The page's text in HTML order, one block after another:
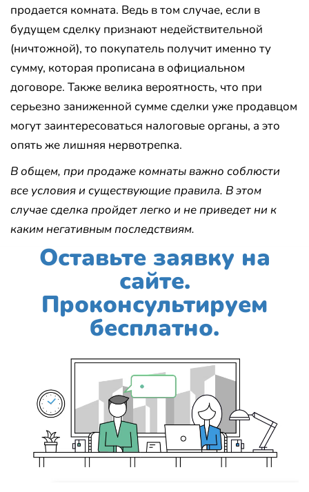
продается комната. Ведь в том случае, если в
будущем сделку признают недействительной
(ничтожной), то покупатель получит именно ту
сумму, которая прописана в официальном
договоре. Также велика вероятность, что при
серьезно заниженной сумме сделки уже продавцом
могут заинтересоваться налоговые органы, а это
опять же лишняя нервотрепка.
В общем, при продаже комнаты важно соблюсти
все условия и существующие правила. В этом
случае сделка пройдет легко и не приведет ни к
каким негативным последствиям.
Оставьте заявку на
сайте.
Проконсультируем
бесплатно.